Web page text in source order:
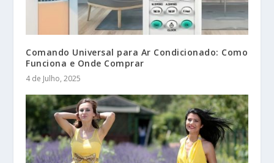
Comando Universal para Ar Condicionado: Como
Funciona e Onde Comprar
4 de Julho, 2025